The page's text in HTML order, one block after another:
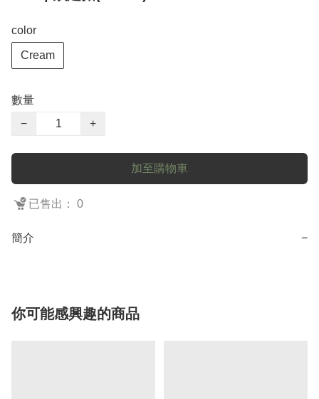
color
Cream
數量
−
+
加至購物車
已售出： 0
簡介 −
你可能感興趣的商品